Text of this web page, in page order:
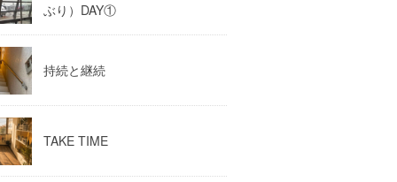
ぶり）DAY①
持続と継続
TAKE TIME